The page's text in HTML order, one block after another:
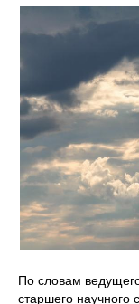
По словам
старшего научного